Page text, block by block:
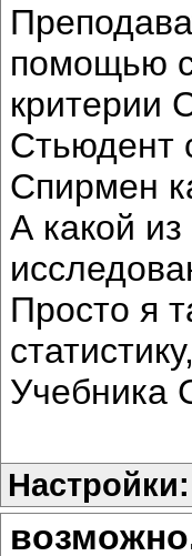
помощью
критерии
Стьюдент
Спирмен
А какой
Просто я
Учебника
Настройки: